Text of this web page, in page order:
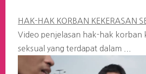
HAK-HAK KORBAN KEKERASAN
Video penjelasan hak-hak korban
seksual yang terdapat dalam ...